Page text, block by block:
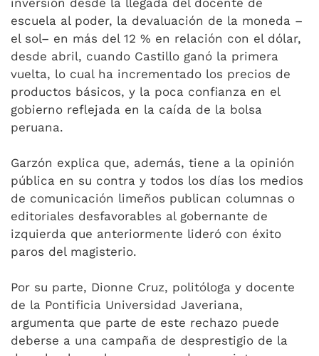
inversión desde la llegada del docente de
escuela al poder, la devaluación de la moneda –
el sol– en más del 12 % en relación con el dólar,
desde abril, cuando Castillo ganó la primera
vuelta, lo cual ha incrementado los precios de
productos básicos, y la poca confianza en el
gobierno reflejada en la caída de la bolsa
peruana.
Garzón explica que, además, tiene a la opinión
pública en su contra y todos los días los medios
de comunicación limeños publican columnas o
editoriales desfavorables al gobernante de
izquierda que anteriormente lideró con éxito
paros del magisterio.
Por su parte, Dionne Cruz, politóloga y docente
de la Pontificia Universidad Javeriana,
argumenta que parte de este rechazo puede
deberse a una campaña de desprestigio de la